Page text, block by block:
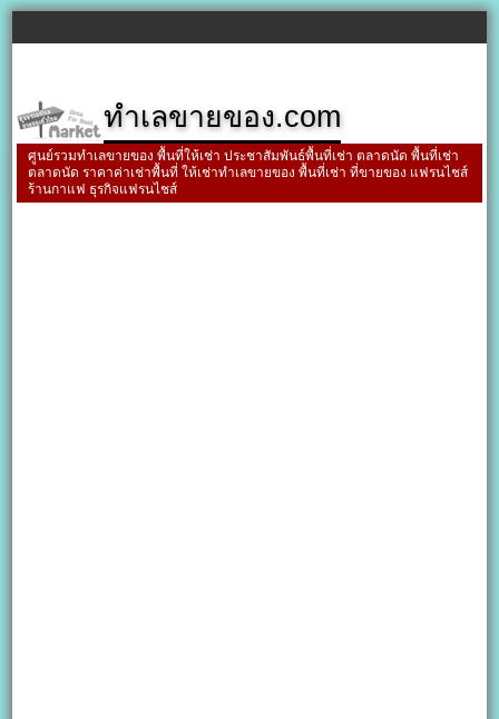
ทำเลขายของ.com
ศูนย์รวมทำเลขายของ พื้นที่ให้เช่า ประชาสัมพันธ์พื้นที่เช่า ตลาดนัด พื้นที่เช่า
ตลาดนัด ราคาค่าเช่าพื้นที่ ให้เช่าทำเลขายของ พื้นที่เช่า ที่ขายของ แฟรนไชส์
ร้านกาแฟ ธุรกิจแฟรนไชส์